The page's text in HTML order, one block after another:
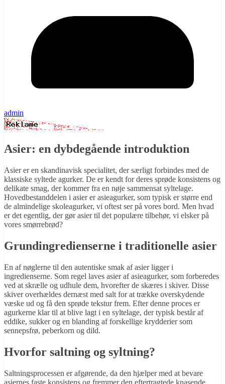
admin
Asier: en dybdegående introduktion
Asier er en skandinavisk specialitet, der særligt forbindes med de
klassiske syltede agurker. De er kendt for deres sprøde konsistens og
delikate smag, der kommer fra en nøje sammensat syltelage.
Hovedbestanddelen i asier er asieagurker, som typisk er større end
de almindelige skoleagurker, vi oftest ser på vores bord. Men hvad
er det egentlig, der gør asier til det populære tilbehør, vi elsker på
vores smørrebrød?
Grundingredienserne i traditionelle asier
En af nøglerne til den autentiske smak af asier ligger i
ingredienserne. Som regel laves asier af asieagurker, som forberedes
ved at skrælle og udhule dem, hvorefter de skæres i skiver. Disse
skiver overhældes dernæst med salt for at trække overskydende
væske ud og få den sprøde tekstur frem. Efter denne proces er
agurkerne klar til at blive lagt i en syltelage, der typisk består af
eddike, sukker og en blanding af forskellige krydderier som
sennepsfrø, peberkorn og dild.
Hvorfor saltning og syltning?
Saltningsprocessen er afgørende, da den hjælper med at bevare
asiernes faste konsistens og fremmer den eftertragtede knasende